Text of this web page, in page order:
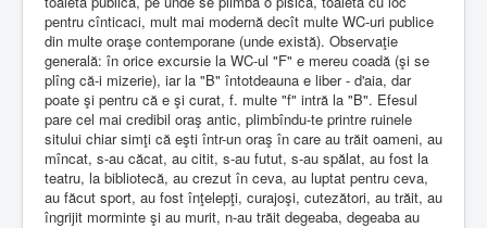
pentru cînticaci, mult mai modernă decît multe WC-uri publice
din multe oraşe contemporane (unde există). Observaţie
generală: în orice excursie la WC-ul "F" e mereu coadă (şi se
plîng că-i mizerie), iar la "B" întotdeauna e liber - d'aia, dar
poate şi pentru că e şi curat, f. multe "f" intră la "B". Efesul
pare cel mai credibil oraş antic, plimbîndu-te printre ruinele
sitului chiar simţi că eşti într-un oraş în care au trăit oameni, au
mîncat, s-au căcat, au citit, s-au futut, s-au spălat, au fost la
teatru, la bibliotecă, au crezut în ceva, au luptat pentru ceva,
au făcut sport, au fost înţelepţi, curajoşi, cutezători, au trăit, au
îngrijit morminte şi au murit, n-au trăit degeaba, degeaba au